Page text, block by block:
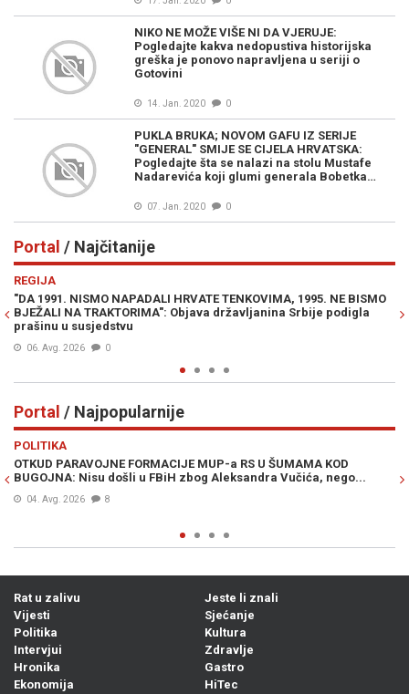
NIKO NE MOŽE VIŠE NI DA VJERUJE:
Pogledajte kakva nedopustiva historijska
greška je ponovo napravljena u seriji o
Gotovini
14. Jan. 2020 0
PUKLA BRUKA; NOVOM GAFU IZ SERIJE
"GENERAL" SMIJE SE CIJELA HRVATSKA:
Pogledajte šta se nalazi na stolu Mustafe
Nadarevića koji glumi generala Bobetka…
07. Jan. 2020 0
Portal / Najčitanije
REGIJA
"DA 1991. NISMO NAPADALI HRVATE TENKOVIMA, 1995. NE BISMO
BJEŽALI NA TRAKTORIMA": Objava državljanina Srbije podigla
prašinu u susjedstvu
06. Avg. 2026 0
Portal / Najpopularnije
POLITIKA
OTKUD PARAVOJNE FORMACIJE MUP-a RS U ŠUMAMA KOD
BUGOJNA: Nisu došli u FBiH zbog Aleksandra Vučića, nego...
04. Avg. 2026 8
Rat u zalivu
Vijesti
Politika
Intervjui
Hronika
Ekonomija
Jeste li znali
Sjećanje
Kultura
Zdravlje
Gastro
HiTec